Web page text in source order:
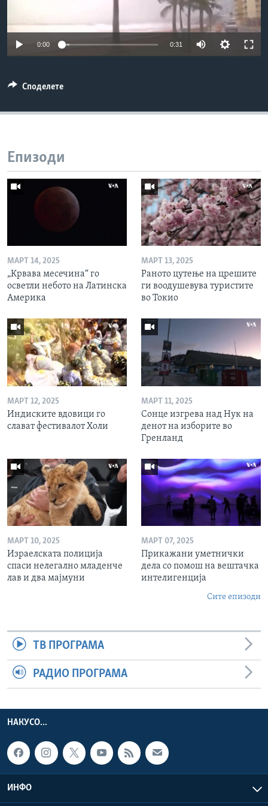
Јазици
0:00 0:31
Споделете
Епизоди
МАРТ 14, 2025
„Крвава месечина“ го
осветли небото на Латинска
Америка
МАРТ 13, 2025
Раното цутење на црешите
ги воодушевува туристите
во Токио
МАРТ 12, 2025
Индиските вдовици го
слават фестивалот Холи
МАРТ 11, 2025
Сонце изгрева над Нук на
денот на изборите во
Гренланд
МАРТ 10, 2025
Израелската полиција
спаси нелегално младенче
лав и два мајмуни
МАРТ 07, 2025
Прикажани уметнички
дела со помош на вештачка
интелигенција
Сите епизоди
ТВ ПРОГРАМА
РАДИО ПРОГРАМА
НАКУСО...
ИНФО